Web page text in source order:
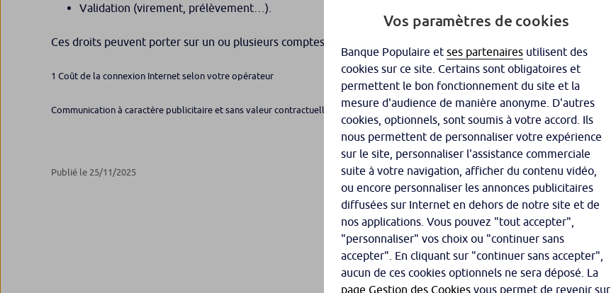
Validation (virement, prélèvement…).
Ces droits peuvent porter sur un ou plusieurs comptes et/ou contrats.
1 Coût de la connexion Internet selon votre opérateur
Communication à caractère publicitaire et sans valeur contractuelle
Publié le 25/11/2025
Vos paramètres de cookies
Banque Populaire et ses partenaires utilisent des
cookies sur ce site. Certains sont obligatoires et
permettent le bon fonctionnement du site et la
mesure d'audience de manière anonyme. D'autres
cookies, optionnels, sont soumis à votre accord. Ils
nous permettent de personnaliser votre expérience
sur le site, personnaliser l'assistance commerciale
suite à votre navigation, afficher du contenu vidéo,
ou encore personnaliser les annonces publicitaires
diffusées sur Internet en dehors de notre site et de
nos applications. Vous pouvez "tout accepter",
"personnaliser" vos choix ou "continuer sans
accepter". En cliquant sur "continuer sans accepter",
aucun de ces cookies optionnels ne sera déposé. La
page Gestion des Cookies vous permet de revenir sur